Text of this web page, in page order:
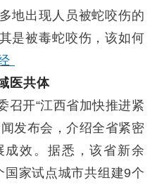
地出现人员被蛇咬伤的
是被毒蛇咬伤，该如何
医共体
召开“江西省加快推进紧
发布会，介绍全省紧密
效。据悉，该省新余
家试点城市共组建9个